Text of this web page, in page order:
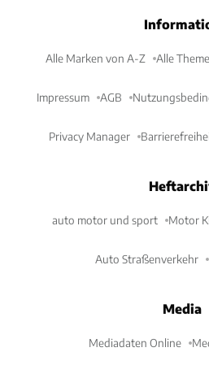
Alle Marken von A-Z Alle
Impressum AGB
Privacy Manager
auto motor und sport Motor
Auto Straßenverkehr
Media
Mediadaten Online